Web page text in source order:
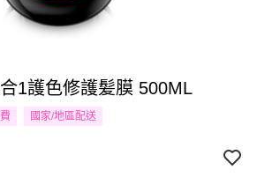
1護色修護髪膜 500ML
國家/地區配送